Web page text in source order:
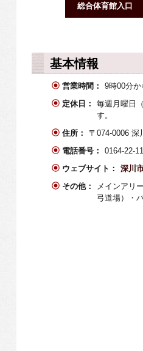
総合体育館入口
基本情報
営業時間：
9時00分
定休日：
毎週月曜日
す。 ※上
住所：
〒074-0006 深
電話番号：
0164-22-
ウェブサイト：
深川
その他：
メインアリ
弓道場）・